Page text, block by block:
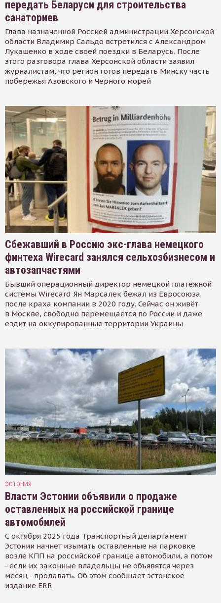
передать Беларуси для строительства
санаториев
Глава назначенной Россией администрации Херсонской
области Владимир Сальдо встретился с Александром
Лукашенко в ходе своей поездки в Беларусь. После
этого разговора глава Херсонской области заявил
журналистам, что регион готов передать Минску часть
побережья Азовского и Черного морей
Сбежавший в Россию экс-глава немецкого
финтеха Wirecard занялся сельхозбизнесом и
автозапчастями
Бывший операционный директор немецкой платёжной
системы Wirecard Ян Марсалек бежал из Евросоюза
после краха компании в 2020 году. Сейчас он живёт
в Москве, свободно перемещается по России и даже
ездит на оккупированные территории Украины
ЭСТОНИЯ
Власти Эстонии объявили о продаже
оставленных на российской границе
автомобилей
С октября 2025 года Транспортный департамент
Эстонии начнет изымать оставленные на парковке
возле КПП на российской границе автомобили, а потом
- если их законные владельцы не объявятся через
месяц - продавать. Об этом сообщает эстонское
издание ERR